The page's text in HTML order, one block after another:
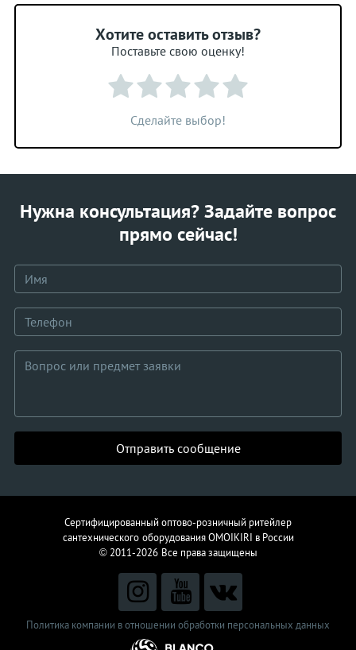
Хотите оставить отзыв?
Поставьте свою оценку!
Сделайте выбор!
Нужна консультация? Задайте вопрос
прямо сейчас!
Отправить сообщение
Сертифицированный оптово-розничный ритейлер
сантехнического оборудованияOMOIKIRI в России
© 2011-2026 Все права защищены
Политика компании в отношении обработки персональных данных